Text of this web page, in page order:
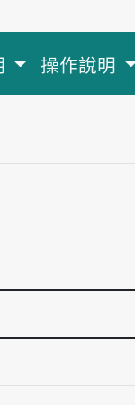
操作說明